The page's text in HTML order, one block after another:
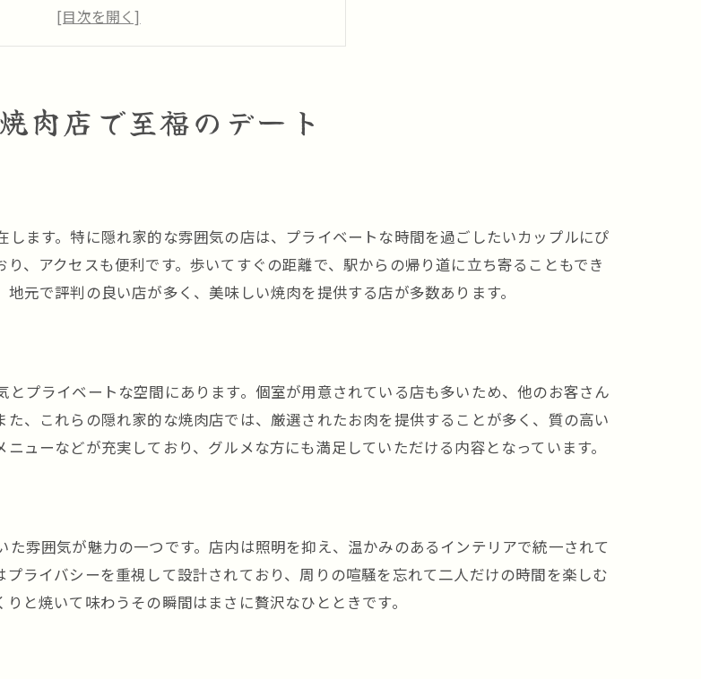
雰囲気で楽しむ贅沢な焼肉
デートの後も安心
周辺の焼肉店で特別なひとときを
賀本通駅近くの焼肉デート
空間で楽しむ焼肉
個室焼肉店の魅力
周辺のデートスポット紹介
周辺のおすすめ隠れ家焼肉店
ナーを楽しむための焼肉店選び
ぴったりな志賀本通駅の隠れ家
周辺の隠れ家焼肉店の選び方
志賀本通駅の個室焼肉デート
おすすめの焼肉店
肉店で至福のデート
ます。特に隠れ家的な雰囲気の店は、プライベートな時間を過ごしたいカップルにぴ
、アクセスも便利です。歩いてすぐの距離で、駅からの帰り道に立ち寄ることもでき
元で評判の良い店が多く、美味しい焼肉を提供する店が多数あります。
プライベートな空間にあります。個室が用意されている店も多いため、他のお客さん
、これらの隠れ家的な焼肉店では、厳選されたお肉を提供することが多く、質の高い
ューなどが充実しており、グルメな方にも満足していただける内容となっています。
雰囲気が魅力の一つです。店内は照明を抑え、温かみのあるインテリアで統一されて
ライバシーを重視して設計されており、周りの喧騒を忘れて二人だけの時間を楽しむ
と焼いて味わうその瞬間はまさに贅沢なひとときです。